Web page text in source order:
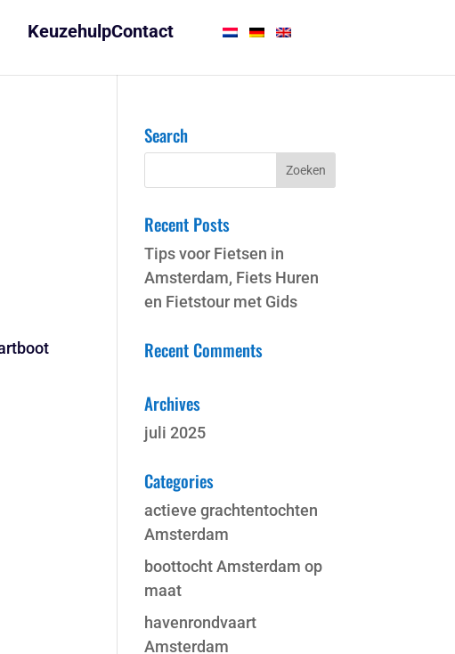
Search
Recent Posts
Tips voor Fietsen in
Amsterdam, Fiets Huren
en Fietstour met Gids
Recent Comments
Archives
juli 2025
Categories
actieve grachtentochten
Amsterdam
boottocht Amsterdam op
maat
havenrondvaart
Amsterdam
KeuzehulpContact